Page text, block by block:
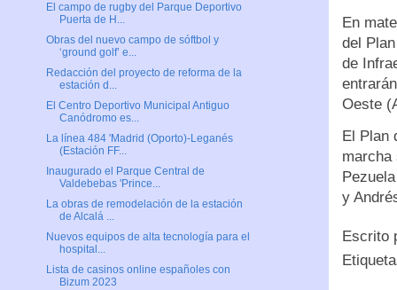
En
del
de
Oeste
El Plan
marcha
y
Escrito
El campo de rugby del Parque Deportivo
Puerta de H...
Obras del nuevo campo de sóftbol y
‘ground golf’ e...
Redacción del proyecto de reforma de la
estación d...
El Centro Deportivo Municipal Antiguo
Canódromo es...
La línea 484 'Madrid (Oporto)-Leganés
(Estación FF...
Inaugurado el Parque Central de
Valdebebas 'Prince...
La obras de remodelación de la estación
de Alcalá ...
Nuevos equipos de alta tecnología para el
hospital...
Lista de casinos online españoles con
Bizum 2023